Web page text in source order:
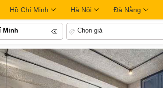
Hồ Chí Minh Hà Nội Đà Nẵng
Minh Chọn giá